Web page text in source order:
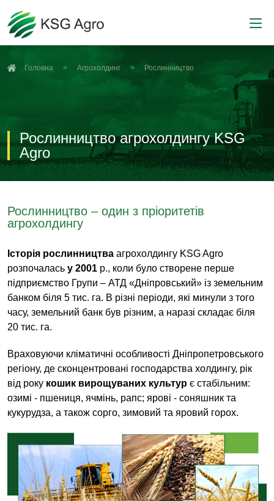
Наша команда
Активи
Рослинництво
Свинарство
Історія розвитку
Кар’єра
Новини
Постачальникам
Фінансова звітність
Головна Агрохолдинг Рослинництво
Рослинництво агрохолдингу KSG
Agro
Рослинництво – один з пріоритетів
агрохолдингу
Історія рослинництва агрохолдингу KSG Agro
розпочалась у 2001 р., коли було створене перше
підприємство Групи – АТД «Дніпровський» із земельним
банком біля 5 тис. га. В різні періоди, які минули з того
часу, земельний банк був різним, а наразі складає біля
20 тис. га.
Враховуючи кліматичні особливості Дніпропетровського
регіону, де сконцентровані господарства холдингу, рік
від року кошик вирощуваних культур є стабільним:
озимі - пшениця, ячмінь, рапс; ярові - соняшник та
кукурудза, а також сорго, зимовий та яровий горох.